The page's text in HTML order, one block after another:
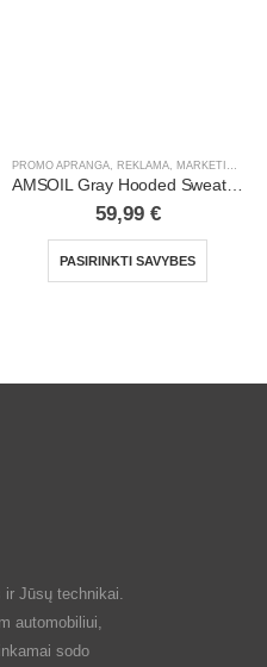
PROMO APRANGA, REKLAMA, MARKETINGAS
AMSOIL Gray Hooded Sweatshirt
59,99 €
PASIRINKTI SAVYBES
Jūsų technikai.
automobiliui,
sodo